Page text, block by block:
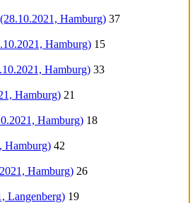
Hamburg) 37
Hamburg) 15
Hamburg) 33
Hamburg) 21
Hamburg) 18
Hamburg) 42
Hamburg) 26
Langenberg) 19